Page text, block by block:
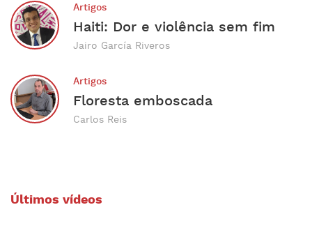
Artigos
Haiti: Dor e violência sem fim
Jairo García Riveros
Artigos
Floresta emboscada
Carlos Reis
Últimos vídeos